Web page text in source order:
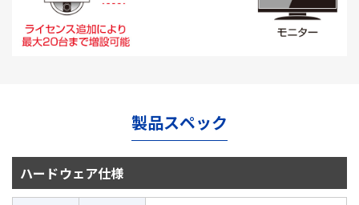
製品スペック
ハードウェア仕様